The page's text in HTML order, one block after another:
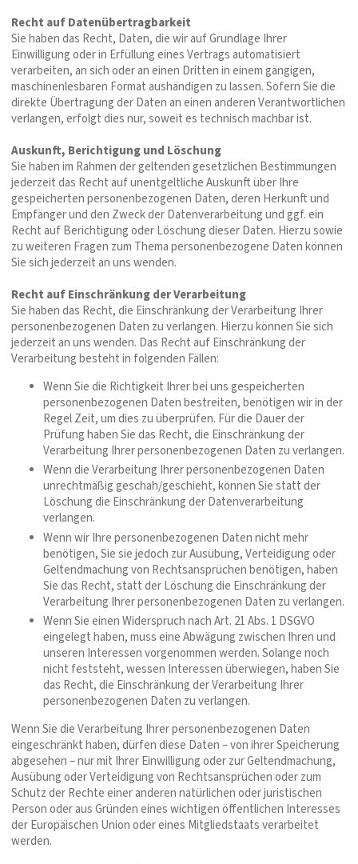
Recht auf Datenübertragbarkeit
Sie haben das Recht, Daten, die wir auf Grundlage Ihrer
Einwilligung oder in Erfüllung eines Vertrags automatisiert
verarbeiten, an sich oder an einen Dritten in einem gängigen,
maschinenlesbaren Format aushändigen zu lassen. Sofern Sie die
direkte Übertragung der Daten an einen anderen Verantwortlichen
verlangen, erfolgt dies nur, soweit es technisch machbar ist.
Auskunft, Berichtigung und Löschung
Sie haben im Rahmen der geltenden gesetzlichen Bestimmungen
jederzeit das Recht auf unentgeltliche Auskunft über Ihre
gespeicherten personenbezogenen Daten, deren Herkunft und
Empfänger und den Zweck der Datenverarbeitung und ggf. ein
Recht auf Berichtigung oder Löschung dieser Daten. Hierzu sowie
zu weiteren Fragen zum Thema personenbezogene Daten können
Sie sich jederzeit an uns wenden.
Recht auf Einschränkung der Verarbeitung
Sie haben das Recht, die Einschränkung der Verarbeitung Ihrer
personenbezogenen Daten zu verlangen. Hierzu können Sie sich
jederzeit an uns wenden. Das Recht auf Einschränkung der
Verarbeitung besteht in folgenden Fällen:
Wenn Sie die Richtigkeit Ihrer bei uns gespeicherten
personenbezogenen Daten bestreiten, benötigen wir in der
Regel Zeit, um dies zu überprüfen. Für die Dauer der
Prüfung haben Sie das Recht, die Einschränkung der
Verarbeitung Ihrer personenbezogenen Daten zu verlangen.
Wenn die Verarbeitung Ihrer personenbezogenen Daten
unrechtmäßig geschah/geschieht, können Sie statt der
Löschung die Einschränkung der Datenverarbeitung
verlangen.
Wenn wir Ihre personenbezogenen Daten nicht mehr
benötigen, Sie sie jedoch zur Ausübung, Verteidigung oder
Geltendmachung von Rechtsansprüchen benötigen, haben
Sie das Recht, statt der Löschung die Einschränkung der
Verarbeitung Ihrer personenbezogenen Daten zu verlangen.
Wenn Sie einen Widerspruch nach Art. 21 Abs. 1 DSGVO
eingelegt haben, muss eine Abwägung zwischen Ihren und
unseren Interessen vorgenommen werden. Solange noch
nicht feststeht, wessen Interessen überwiegen, haben Sie
das Recht, die Einschränkung der Verarbeitung Ihrer
personenbezogenen Daten zu verlangen.
Wenn Sie die Verarbeitung Ihrer personenbezogenen Daten
eingeschränkt haben, dürfen diese Daten – von ihrer Speicherung
abgesehen – nur mit Ihrer Einwilligung oder zur Geltendmachung,
Ausübung oder Verteidigung von Rechtsansprüchen oder zum
Schutz der Rechte einer anderen natürlichen oder juristischen
Person oder aus Gründen eines wichtigen öffentlichen Interesses
der Europäischen Union oder eines Mitgliedstaats verarbeitet
werden.